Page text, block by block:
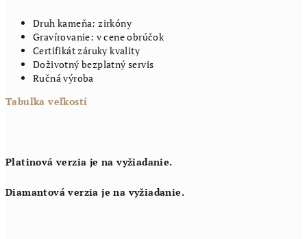
Druh kameňa: zirkóny
Gravírovanie: v cene obrúčok
Certifikát záruky kvality
Doživotný bezplatný servis
Ručná výroba
Tabuľka veľkostí
Platinová verzia je na vyžiadanie.
Diamantová verzia je na vyžiadanie.